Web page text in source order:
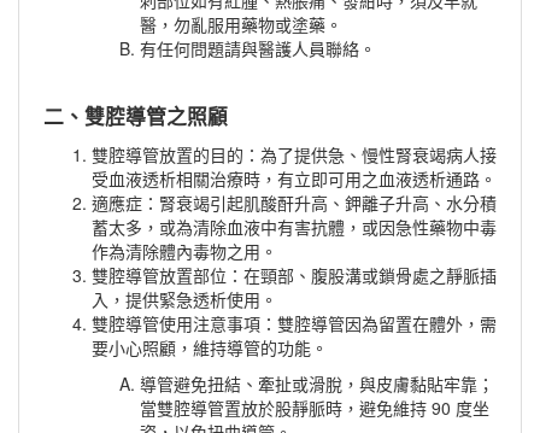
醫，勿亂服用藥物或塗藥。
有任何問題請與醫護人員聯絡。
二、雙腔導管之照顧
雙腔導管放置的目的：為了提供急、慢性腎衰竭病人接
受血液透析相關治療時，有立即可用之血液透析通路。
適應症：腎衰竭引起肌酸酐升高、鉀離子升高、水分積
蓄太多，或為清除血液中有害抗體，或因急性藥物中毒
作為清除體內毒物之用。
雙腔導管放置部位：在頸部、腹股溝或鎖骨處之靜脈插
入，提供緊急透析使用。
雙腔導管使用注意事項：雙腔導管因為留置在體外，需
要小心照顧，維持導管的功能。
導管避免扭結、牽扯或滑脫，與皮膚黏貼牢靠；
當雙腔導管置放於股靜脈時，避免維持 90 度坐